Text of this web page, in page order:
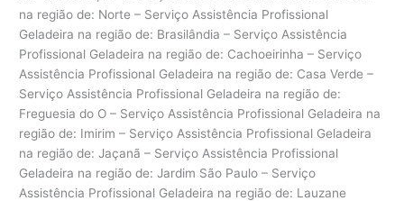
na região de: Norte – Serviço Assistência Profissional
Geladeira na região de: Brasilândia – Serviço Assistência
Profissional Geladeira na região de: Cachoeirinha – Serviço
Assistência Profissional Geladeira na região de: Casa Verde –
Serviço Assistência Profissional Geladeira na região de:
Freguesia do O – Serviço Assistência Profissional Geladeira na
região de: Imirim – Serviço Assistência Profissional Geladeira
na região de: Jaçanã – Serviço Assistência Profissional
Geladeira na região de: Jardim São Paulo – Serviço
Assistência Profissional Geladeira na região de: Lauzane